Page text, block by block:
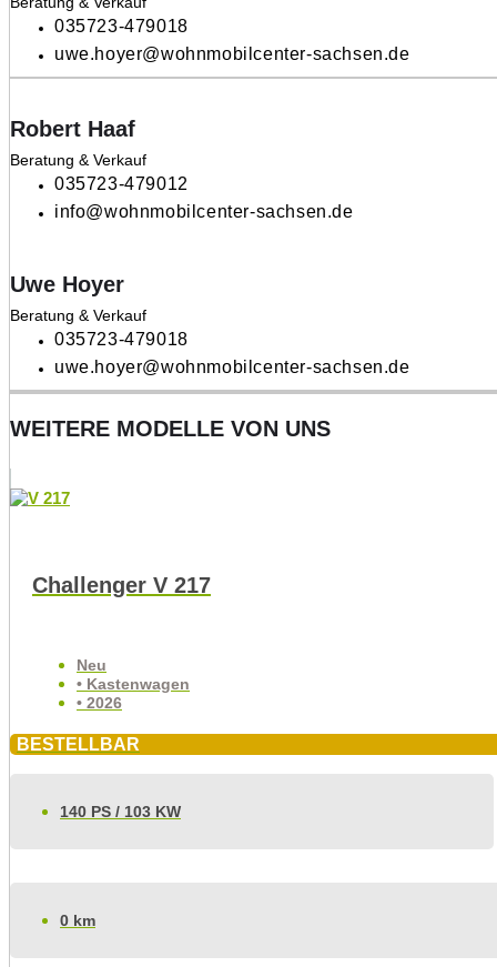
035723-479018
uwe.hoyer@wohnmobilcenter-sachsen.de
Robert Haaf
Beratung & Verkauf
035723-479012
info@wohnmobilcenter-sachsen.de
Uwe Hoyer
Beratung & Verkauf
035723-479018
uwe.hoyer@wohnmobilcenter-sachsen.de
WEITERE MODELLE VON UNS
Challenger V 217
Neu
• Kastenwagen
• 2026
BESTELLBAR
140 PS / 103 KW
0 km